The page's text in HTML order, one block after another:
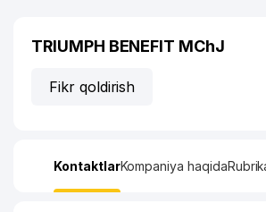
TRIUMPH BENEFIT MChJ
Fikr qoldirish
KontaktlarKompaniya haqida